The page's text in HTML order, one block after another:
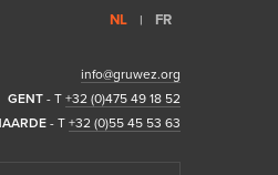
NL | FR
info@gruwez.org
GENT - T +32 (0)475 49 18 52
- T +32 (0)55 45 53 63